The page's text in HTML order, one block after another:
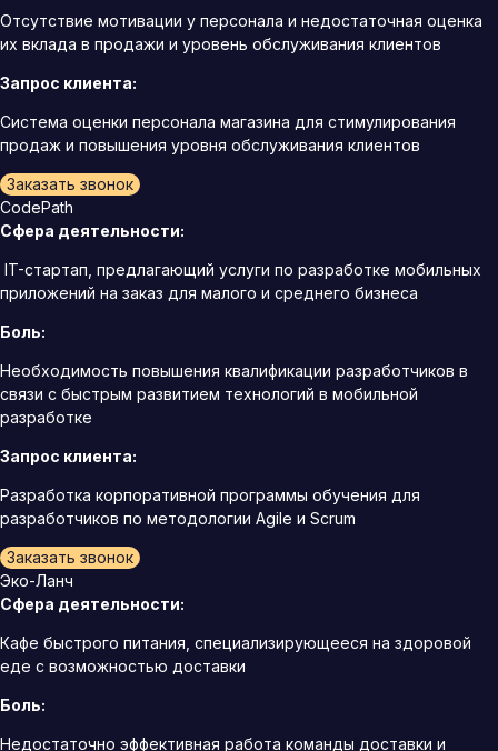
Отсутствие мотивации у персонала и недостаточная оценка
их вклада в продажи и уровень обслуживания клиентов
Запрос клиента:
Система оценки персонала магазина для стимулирования
продаж и повышения уровня обслуживания клиентов
Заказать звонок
CodePath
Сфера деятельности:
IT-стартап, предлагающий услуги по разработке мобильных
приложений на заказ для малого и среднего бизнеса
Боль:
Необходимость повышения квалификации разработчиков в
связи с быстрым развитием технологий в мобильной
разработке
Запрос клиента:
Разработка корпоративной программы обучения для
разработчиков по методологии Agile и Scrum
Заказать звонок
Эко-Ланч
Сфера деятельности:
Кафе быстрого питания, специализирующееся на здоровой
еде с возможностью доставки
Боль:
Недостаточно эффективная работа команды доставки и